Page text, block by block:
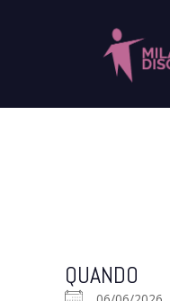
QUANDO